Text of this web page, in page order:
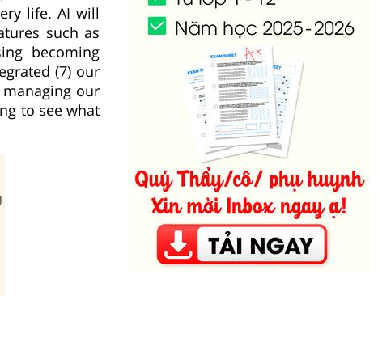
life. AI will
such as
becoming
(7) our
our
to see what